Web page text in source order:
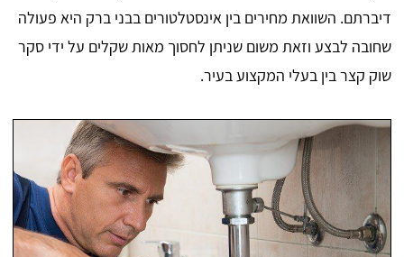
דיברתם. השוואת מחירים בין אינסטלטורים בבני ברק היא פעולה
שחובה לבצע וזאת משום שניתן לחסוך מאות שקלים על ידי סקר
שוק קצר בין בעלי המקצוע בעיר.